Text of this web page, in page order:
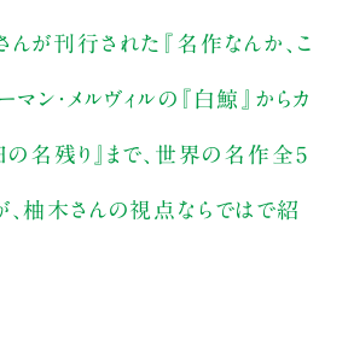
が刊行された『名作なんか、こ
マン・メルヴィルの『白鯨』からカ
日の名残り』まで、世界の名作全5
、柚木さんの視点ならではで紹